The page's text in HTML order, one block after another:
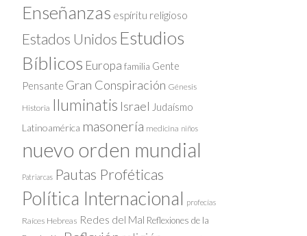
Enseñanzas espíritu religioso
Estados Unidos Estudios
Bíblicos Europa familia Gente
Pensante Gran Conspiración Génesis
Historia Iluminatis Israel Judaísmo
Latinoamérica masonería medicina niños
nuevo orden mundial
Patriarcas Pautas Proféticas
Política Internacional profecías
Raíces Hebreas Redes del Mal Reflexiones de la